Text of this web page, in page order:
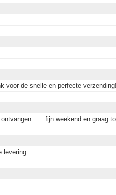
voor de snelle en perfecte verzending!
weekend en graag
levering